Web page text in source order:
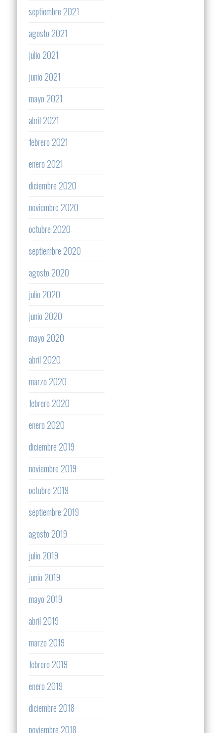
septiembre 2021
agosto 2021
julio 2021
junio 2021
mayo 2021
abril 2021
febrero 2021
enero 2021
diciembre 2020
noviembre 2020
octubre 2020
septiembre 2020
agosto 2020
julio 2020
junio 2020
mayo 2020
abril 2020
marzo 2020
febrero 2020
enero 2020
diciembre 2019
noviembre 2019
octubre 2019
septiembre 2019
agosto 2019
julio 2019
junio 2019
mayo 2019
abril 2019
marzo 2019
febrero 2019
enero 2019
diciembre 2018
noviembre 2018